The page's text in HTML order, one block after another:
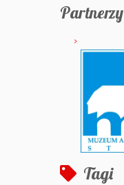
Partnerzy
Tagi